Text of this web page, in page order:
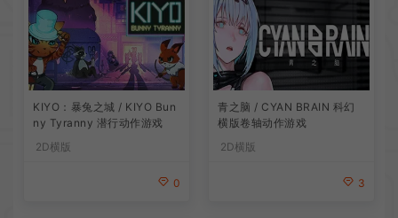
KIYO：暴兔之城 / KIYO Bun
ny Tyranny 潜行动作游戏
2D横版
0
青之脑 / CYAN BRAIN 科幻
横版卷轴动作游戏
2D横版
3